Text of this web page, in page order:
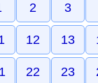
2 3
12 13
22 23